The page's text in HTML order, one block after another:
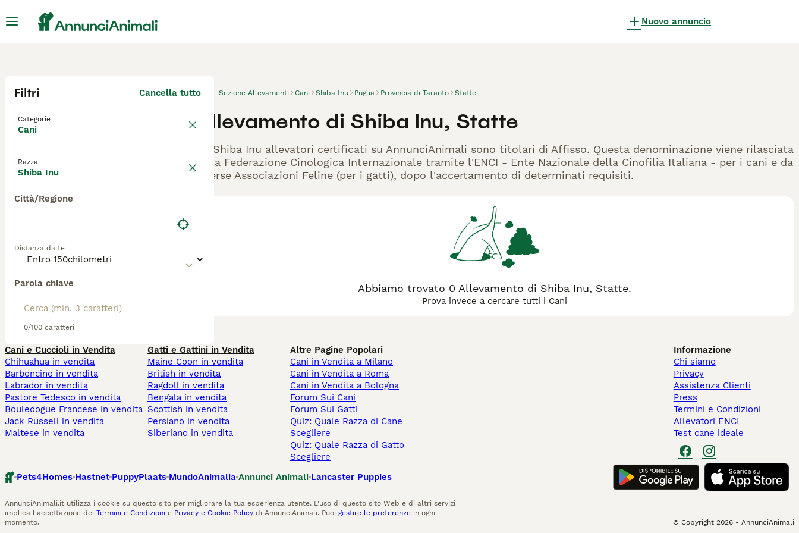
Nuovo annuncio
Filtri Cancella tutto
Categorie
Cani
Razza
Shiba Inu
Città/Regione
Distanza da te
Parola chiave
0/100 caratteri
Sezione Allevamenti Cani Shiba Inu Puglia Provincia di Taranto Statte
Allevamento di Shiba Inu, Statte
Gli Shiba Inu allevatori certificati su AnnunciAnimali sono titolari di Affisso. Questa denominazione viene rilasciata
dalla Federazione Cinologica Internazionale tramite l'ENCI - Ente Nazionale della Cinofilia Italiana - per i cani e da
diverse Associazioni Feline (per i gatti), dopo l'accertamento di determinati requisiti.
Abbiamo trovato 0 Allevamento di Shiba Inu, Statte.
Prova invece a cercare tutti i Cani
Cani e Cuccioli in Vendita
Chihuahua in vendita
Barboncino in vendita
Labrador in vendita
Pastore Tedesco in vendita
Bouledogue Francese in vendita
Jack Russell in vendita
Maltese in vendita
Gatti e Gattini in Vendita
Maine Coon in vendita
British in vendita
Ragdoll in vendita
Bengala in vendita
Scottish in vendita
Persiano in vendita
Siberiano in vendita
Altre Pagine Popolari
Cani in Vendita a Milano
Cani in Vendita a Roma
Cani in Vendita a Bologna
Forum Sui Cani
Forum Sui Gatti
Quiz: Quale Razza di Cane
Scegliere
Quiz: Quale Razza di Gatto
Scegliere
Informazione
Chi siamo
Privacy
Assistenza Clienti
Press
Termini e Condizioni
Allevatori ENCI
Test cane ideale
Pets4Homes Hastnet PuppyPlaats MundoAnimalia Annunci Animali Lancaster Puppies
AnnunciAnimali.it utilizza i cookie su questo sito per migliorare la tua esperienza utente. L'uso di questo sito Web e di altri servizi
implica l'accettazione dei Termini e Condizioni e Privacy e Cookie Policy di AnnunciAnimali. Puoi gestire le preferenze in ogni
momento.
© Copyright 2026 - AnnunciAnimali